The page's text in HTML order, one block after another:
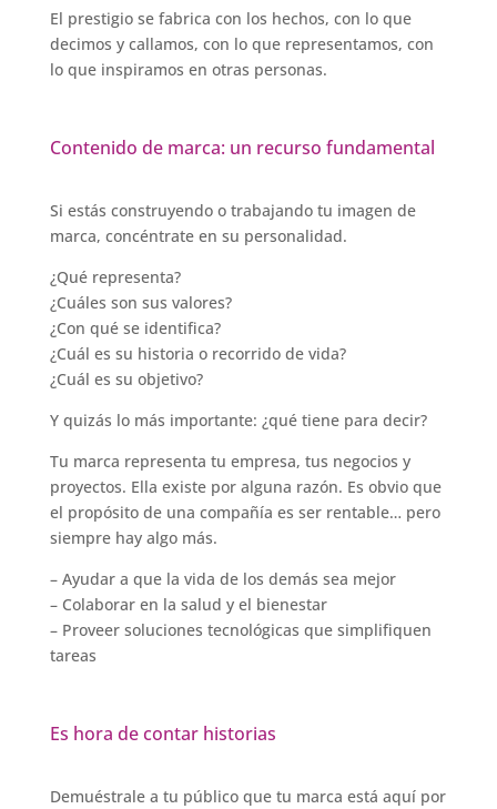
El prestigio se fabrica con los hechos, con lo que
decimos y callamos, con lo que representamos, con
lo que inspiramos en otras personas.
Contenido de marca: un recurso fundamental
Si estás construyendo o trabajando tu imagen de
marca, concéntrate en su personalidad.
¿Qué representa?
¿Cuáles son sus valores?
¿Con qué se identifica?
¿Cuál es su historia o recorrido de vida?
¿Cuál es su objetivo?
Y quizás lo más importante: ¿qué tiene para decir?
Tu marca representa tu empresa, tus negocios y
proyectos. Ella existe por alguna razón. Es obvio que
el propósito de una compañía es ser rentable… pero
siempre hay algo más.
– Ayudar a que la vida de los demás sea mejor
– Colaborar en la salud y el bienestar
– Proveer soluciones tecnológicas que simplifiquen
tareas
Es hora de contar historias
Demuéstrale a tu público que tu marca está aquí por